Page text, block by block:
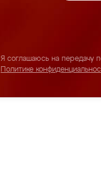
Я соглашаюсь на передачу
Политике